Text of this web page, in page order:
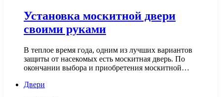
Установка москитной двери
своими руками
В теплое время года, одним из лучших вариантов
защиты от насекомых есть москитная дверь. По
окончании выбора и приобретения москитной…
Двери